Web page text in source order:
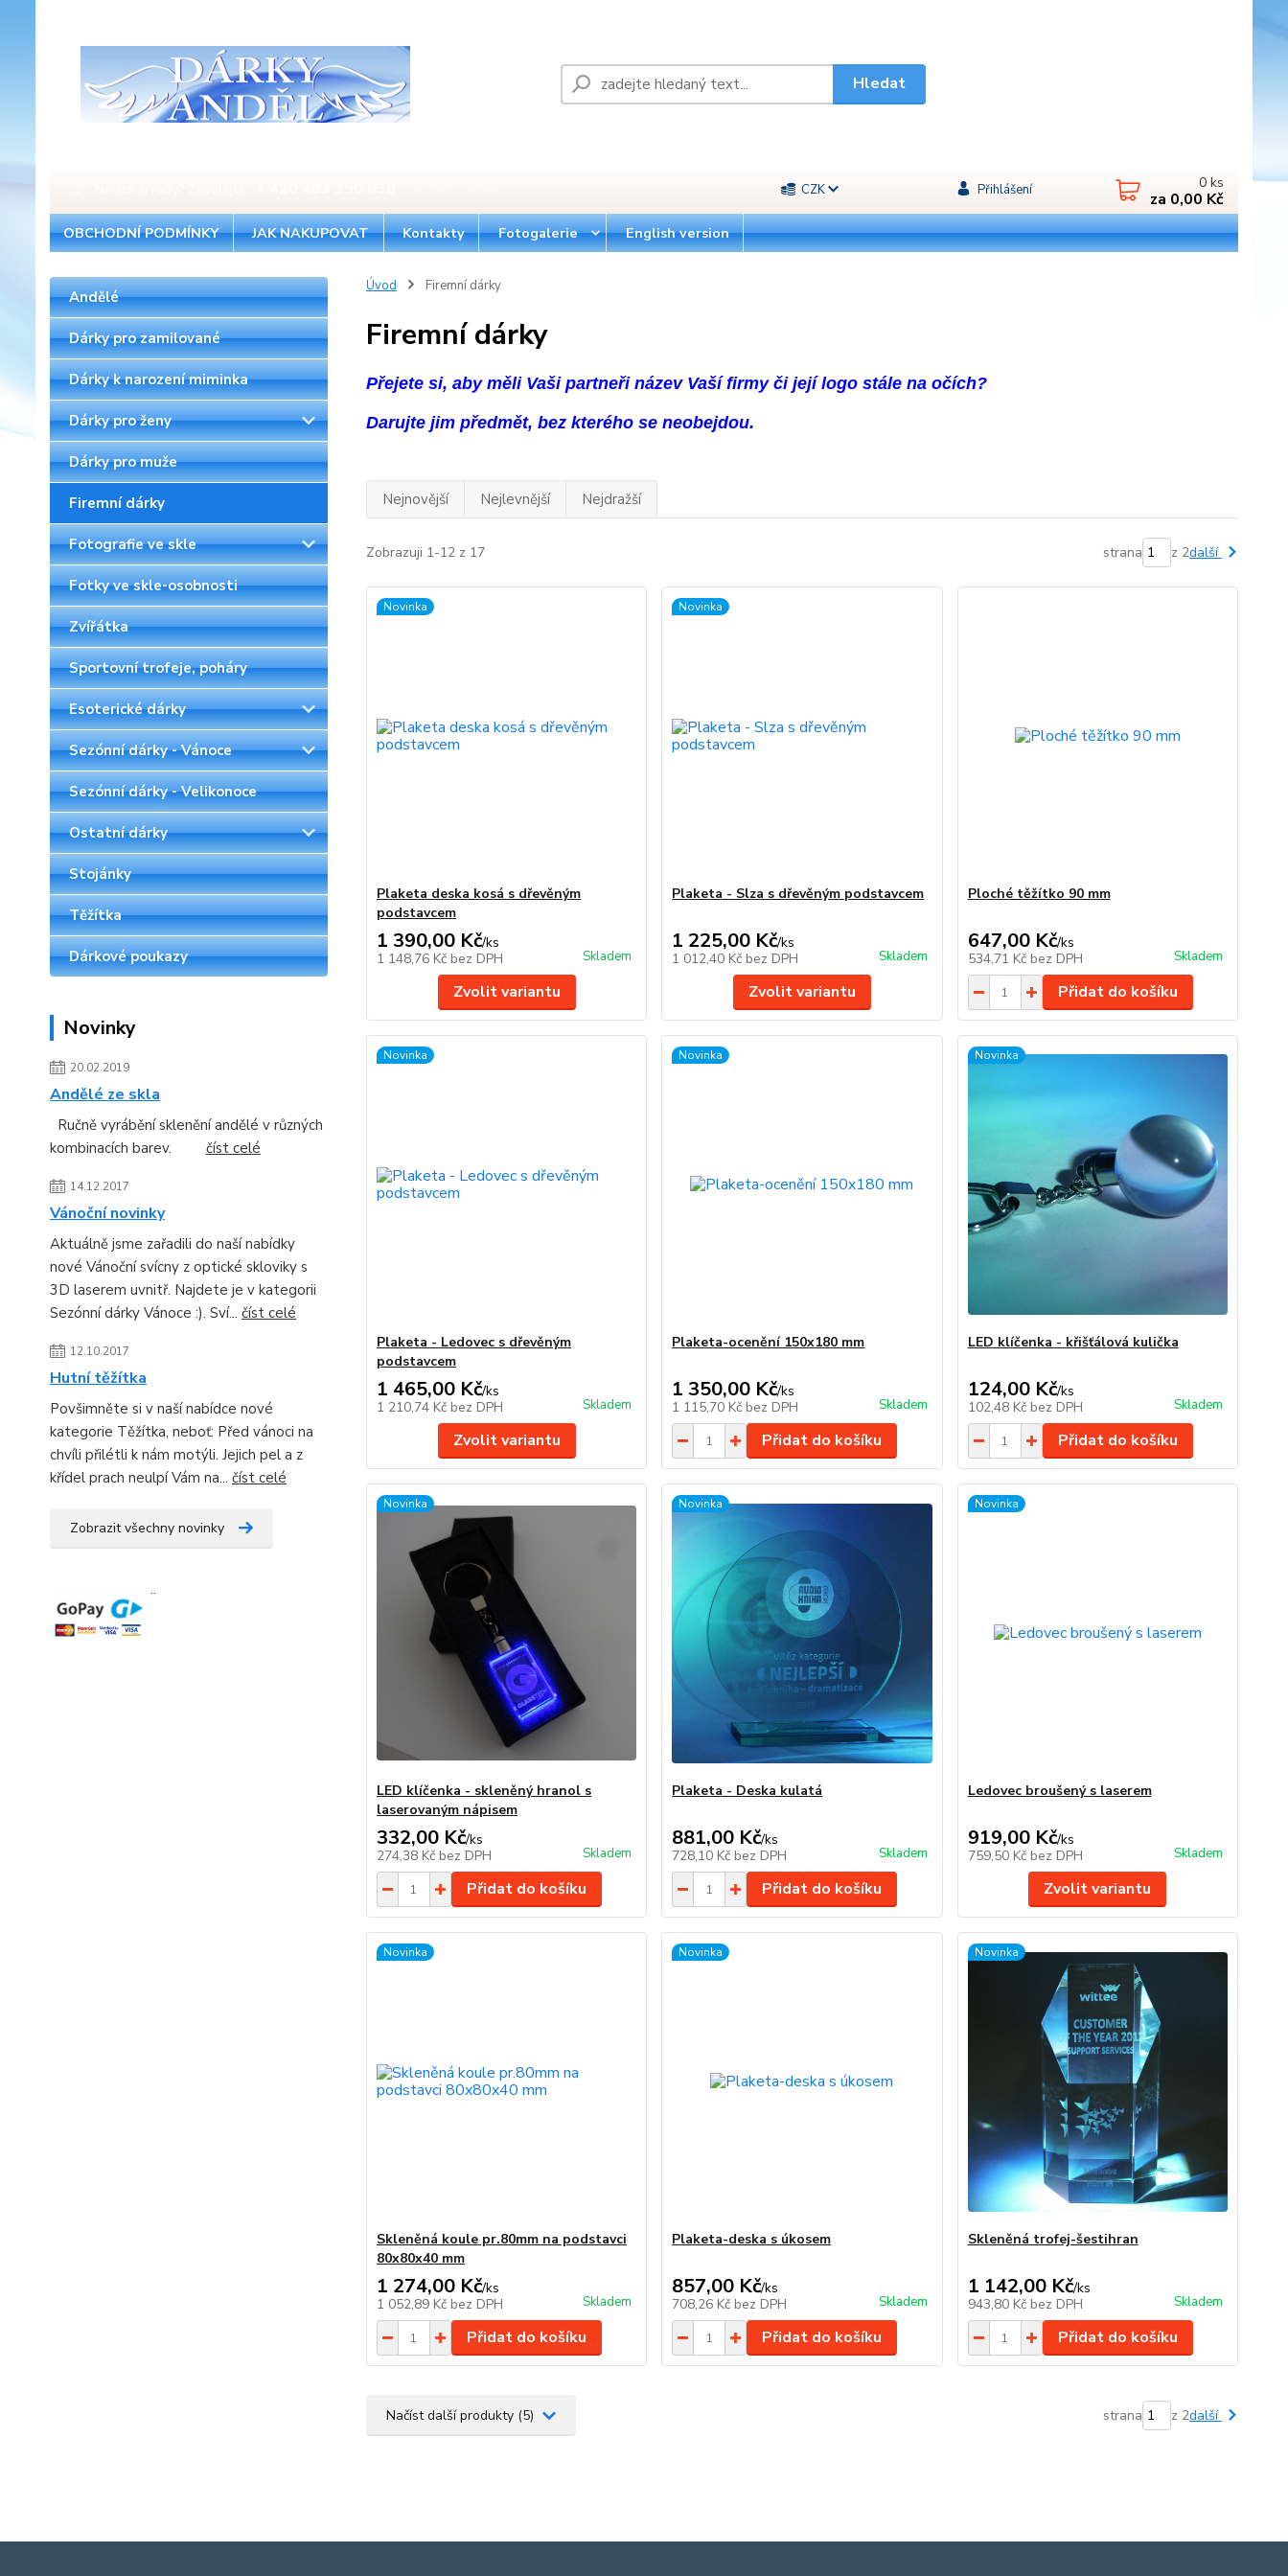
OBCHODNÍ PODMÍNKY JAK NAKUPOVAT Kontakty Fotogalerie English version
CZK Přihlášení
Hledat
0 ks
za 0,00 Kč
Andělé
Dárky pro zamilované
Dárky k narození miminka
Dárky pro ženy
Dárky pro muže
Firemní dárky
Fotografie ve skle
Fotky ve skle-osobnosti
Zvířátka
Sportovní trofeje, poháry
Esoterické dárky
Sezónní dárky - Vánoce
Sezónní dárky - Velikonoce
Ostatní dárky
Stojánky
Těžítka
Dárkové poukazy
Novinky
20.02.2019
Andělé ze skla
Ručně vyrábění sklenění andělé v různých
kombinacích barev. číst celé
14.12.2017
Vánoční novinky
Aktuálně jsme zařadili do naší nabídky
nové Vánoční svícny z optické skloviky s
3D laserem uvnitř. Najdete je v kategorii
Sezónní dárky Vánoce :). Sví... číst celé
12.10.2017
Hutní těžítka
Povšimněte si v naší nabídce nové
kategorie Těžítka, neboť: Před vánoci na
chvíli přilétli k nám motýli. Jejich pel a z
křídel prach neulpí Vám na... číst celé
Zobrazit všechny novinky
¨
Úvod Firemní dárky
Firemní dárky
Přejete si, aby měli Vaši partneři název Vaší firmy či její logo stále na očích?
Darujte jim předmět, bez kterého se neobejdou.
Nejnovější Nejlevnější Nejdražší
Zobrazuji 1-12 z 17 strana z 2další
Novinka
Plaketa deska kosá s dřevěným
podstavcem
1 390,00 Kč/ks
1 148,76 Kč bez DPH Skladem
Zvolit variantu
Novinka
Plaketa - Slza s dřevěným podstavcem
1 225,00 Kč/ks
1 012,40 Kč bez DPH Skladem
Zvolit variantu
Ploché těžítko 90 mm
647,00 Kč/ks
534,71 Kč bez DPH Skladem
Přidat do košíku
Novinka
Plaketa - Ledovec s dřevěným
podstavcem
1 465,00 Kč/ks
1 210,74 Kč bez DPH Skladem
Zvolit variantu
Novinka
Plaketa-ocenění 150x180 mm
1 350,00 Kč/ks
1 115,70 Kč bez DPH Skladem
Přidat do košíku
Novinka
LED klíčenka - křišťálová kulička
124,00 Kč/ks
102,48 Kč bez DPH Skladem
Přidat do košíku
Novinka
LED klíčenka - skleněný hranol s
laserovaným nápisem
332,00 Kč/ks
274,38 Kč bez DPH Skladem
Přidat do košíku
Novinka
Plaketa - Deska kulatá
881,00 Kč/ks
728,10 Kč bez DPH Skladem
Přidat do košíku
Novinka
Ledovec broušený s laserem
919,00 Kč/ks
759,50 Kč bez DPH Skladem
Zvolit variantu
Novinka
Skleněná koule pr.80mm na podstavci
80x80x40 mm
1 274,00 Kč/ks
1 052,89 Kč bez DPH Skladem
Přidat do košíku
Novinka
Plaketa-deska s úkosem
857,00 Kč/ks
708,26 Kč bez DPH Skladem
Přidat do košíku
Novinka
Skleněná trofej-šestihran
1 142,00 Kč/ks
943,80 Kč bez DPH Skladem
Přidat do košíku
Načíst další produkty (5) strana z 2další